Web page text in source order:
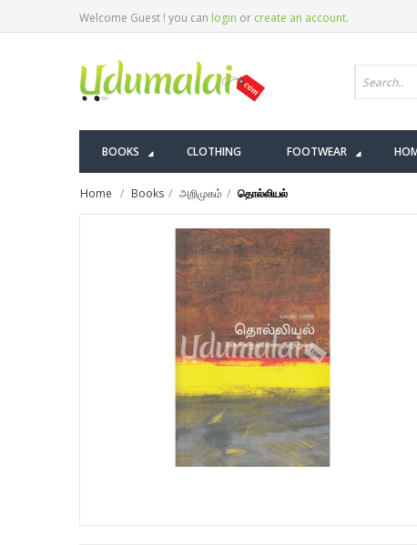
Welcome Guest ! you can login or create an account.
BOOKS CLOTHING FOOTWEAR
Home Books அறிமுகம் தொல்லியல்